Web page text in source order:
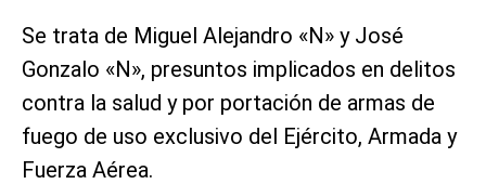
Se trata de Miguel Alejandro «N» y José
Gonzalo «N», presuntos implicados en delitos
contra la salud y por portación de armas de
fuego de uso exclusivo del Ejército, Armada y
Fuerza Aérea.